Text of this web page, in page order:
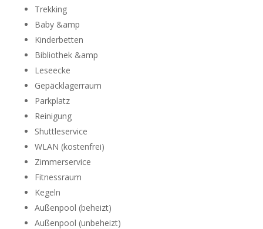
Trekking
Baby &amp
Kinderbetten
Bibliothek &amp
Leseecke
Gepäcklagerraum
Parkplatz
Reinigung
Shuttleservice
WLAN (kostenfrei)
Zimmerservice
Fitnessraum
Kegeln
Außenpool (beheizt)
Außenpool (unbeheizt)